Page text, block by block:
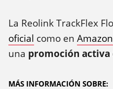
La Reolink TrackFlex
oficial como enAmazon
una promoción activa
MÁS INFORMACIÓN SOBRE: